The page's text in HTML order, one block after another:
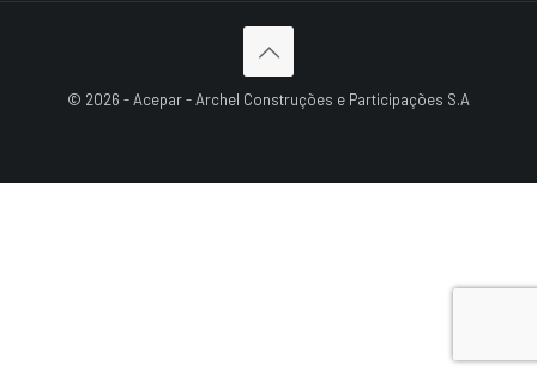
© 2026 - Acepar - Archel Construções e Participações S.A